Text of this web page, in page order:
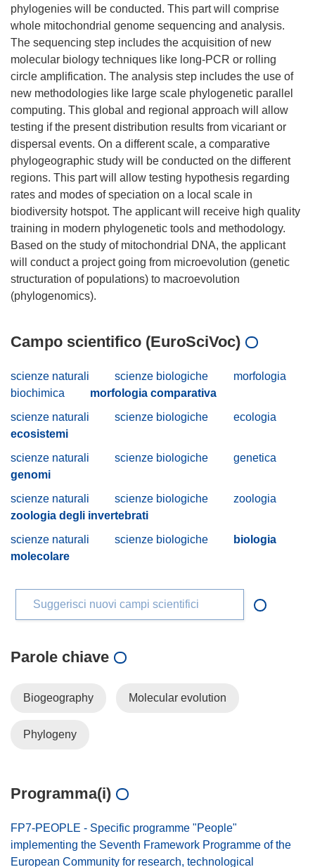
phylogenies will be conducted. This part will comprise
whole mitochondrial genome sequencing and analysis.
The sequencing step includes the acquisition of new
molecular biology techniques like long-PCR or rolling
circle amplification. The analysis step includes the use of
new methodologies like large scale phylogenetic parallel
computing. This global and regional approach will allow
testing if the present distribution results from vicariant or
dispersal events. On a different scale, a comparative
phylogeographic study will be conducted on the different
regions. This part will allow testing hypothesis regarding
rates and modes of speciation on a local scale in
biodiversity hotspot. The applicant will receive high quality
training in modern phylogenetic tools and methodology.
Based on the study of mitochondrial DNA, the applicant
will conduct a project going from microevolution (genetic
structuration of populations) to macroevolution
Campo scientifico (EuroSciVoc)
scienze naturali scienze biologiche
morfologia
biochimica
morfologia comparativa
scienze naturali
scienze biologiche
ecologia
ecosistemi
scienze naturali
scienze biologiche
genetica
genomi
scienze naturali
scienze biologiche
zoologia
zoologia degli invertebrati
scienze naturali
scienze biologiche
biologia
molecolare
Suggerisci nuovi campi scientifici
Parole chiave
Biogeography Molecular evolution
Phylogeny
Programma(i)
FP7-PEOPLE - Specific programme "People"
implementing the Seventh Framework Programme of the
European Community for research, technological